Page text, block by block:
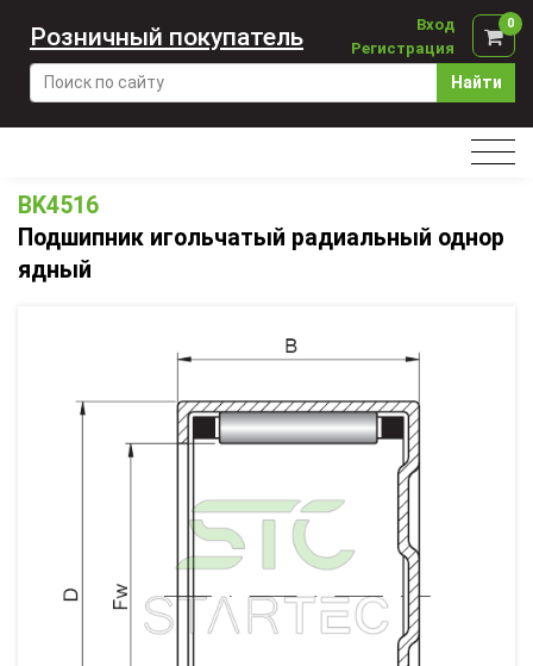
Найти
Вход
Регистрация
0
Розничный покупатель
BK4516
Подшипник игольчатый радиальный однор
ядный